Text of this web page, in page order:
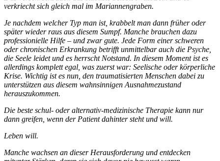
verkriecht sich gleich mal im Mariannengraben.
Je nachdem welcher Typ man ist, krabbelt man dann früher oder
später wieder raus aus diesem Sumpf. Manche brauchen dazu
professionielle Hilfe – und zwar gute. Jede Form einer schweren
oder chronischen Erkrankung betrifft unmittelbar auch die Psyche,
die Seele leidet und es herrscht Notstand. In diesem Moment ist es
allerdings komplett egal, was zuerst war: Seelische oder körperliche
Krise. Wichtig ist es nun, den traumatisierten Menschen dabei zu
unterstützen aus diesem wahnsinnigen Ausnahmezustand
herauszukommen.
Die beste schul- oder alternativ-medizinische Therapie kann nur
dann greifen, wenn der Patient dahinter steht und will.
Leben will.
Manche wachsen an dieser Herausforderung und entdecken